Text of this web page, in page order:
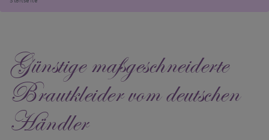
Günstige maßgeschneiderte
Brautkleider vom deutschen
Händler